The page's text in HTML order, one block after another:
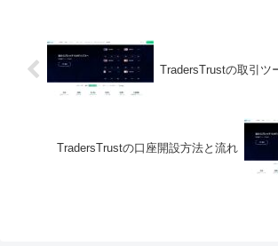
TradersTrustの取引ツ
TradersTrustの口座開設方法と流れ